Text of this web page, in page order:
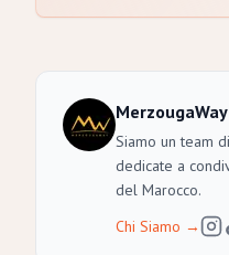
Siamo un team
dedicate a
del Marocco.
Chi Siamo →